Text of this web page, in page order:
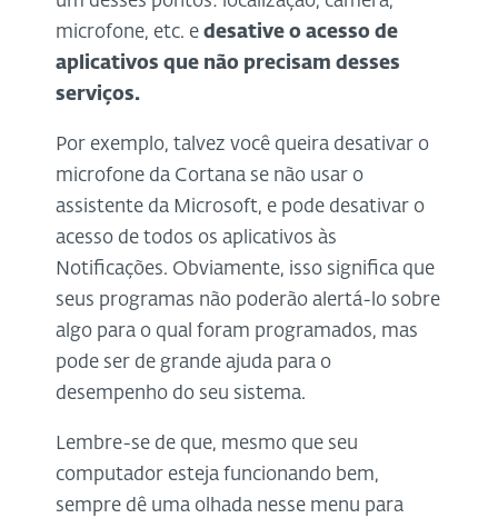
microfone, etc. e desative o acesso de
aplicativos que não precisam desses
serviços.
Por exemplo, talvez você queira desativar o
microfone da Cortana se não usar o
assistente da Microsoft, e pode desativar o
acesso de todos os aplicativos às
Notificações. Obviamente, isso significa que
seus programas não poderão alertá-lo sobre
algo para o qual foram programados, mas
pode ser de grande ajuda para o
desempenho do seu sistema.
Lembre-se de que, mesmo que seu
computador esteja funcionando bem,
sempre dê uma olhada nesse menu para